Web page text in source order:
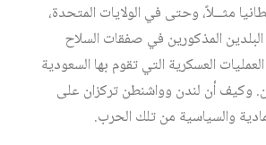
مثــلاً، وحتى في الولايات المتحدة،
المذكورين في صفقات السلاح
العسكرية التي تقوم بها السعودية
وكيف أن لندن وواشنطن تركزان على
والسياسية من تلك الحرب.